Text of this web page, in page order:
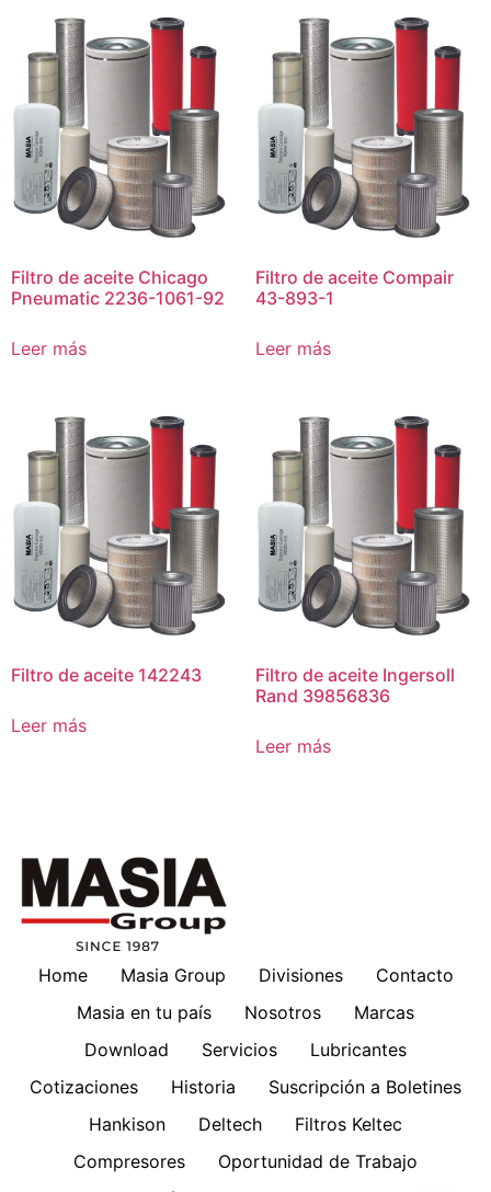
Filtro de aceite Chicago
Pneumatic 2236-1061-92
Leer más
Filtro de aceite Compair
43-893-1
Leer más
Filtro de aceite 142243
Leer más
Filtro de aceite Ingersoll
Rand 39856836
Leer más
Home Masia Group Divisiones
Contacto
Masia en tu país
Nosotros
Marcas
Download
Servicios
Lubricantes
Cotizaciones
Historia
Suscripción a Boletines
Hankison
Deltech
Filtros Keltec
Compresores
Oportunidad de Trabajo